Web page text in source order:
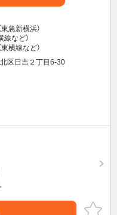
東急新横浜）
線など）
東横線など）
区日吉２丁目6-30